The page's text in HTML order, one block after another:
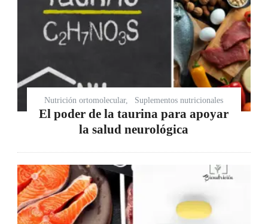
Nutrición ortomolecular Suplementos nutricionales
El poder de la taurina para apoyar
la salud neurológica